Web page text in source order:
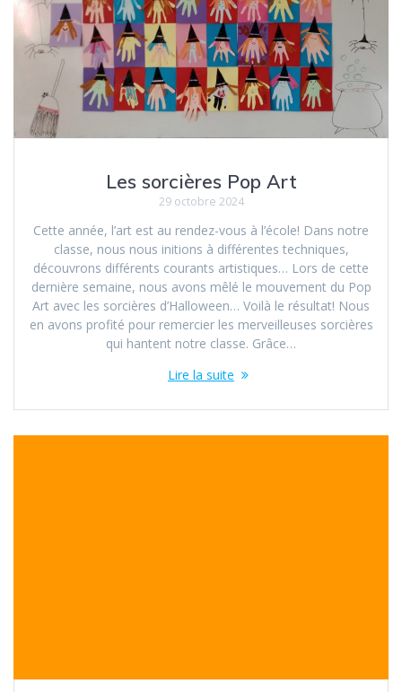
Les sorcières Pop Art
29 octobre 2024
Cette année, l’art est au rendez-vous à l’école! Dans notre
classe, nous nous initions à différentes techniques,
découvrons différents courants artistiques… Lors de cette
dernière semaine, nous avons mêlé le mouvement du Pop
Art avec les sorcières d’Halloween… Voilà le résultat! Nous
en avons profité pour remercier les merveilleuses sorcières
qui hantent notre classe. Grâce…
Lire la suite